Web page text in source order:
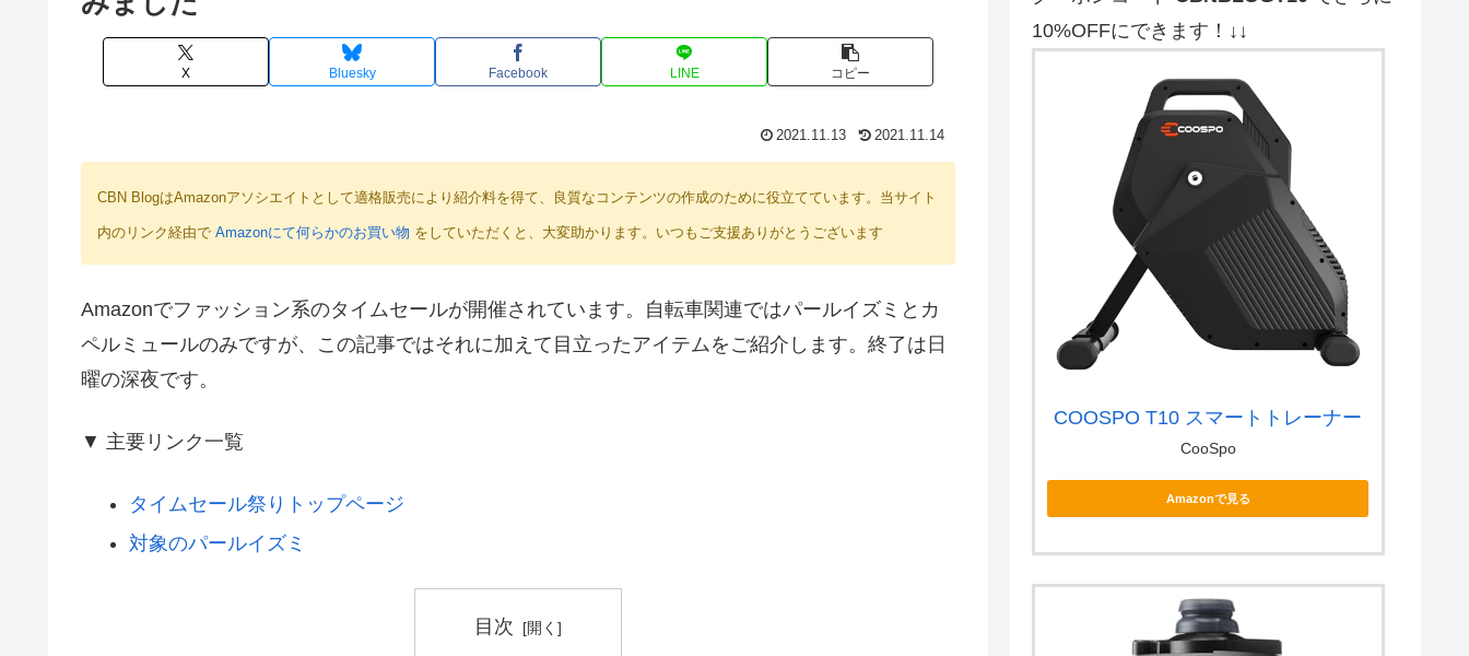
X Bluesky Facebook LINE コピー
2021.11.13 2021.11.14
CBN BlogはAmazonアソシエイトとして適格販売により紹介料を得て、良質なコンテンツの作成のために役立てています。当サイト
内のリンク経由で Amazonにて何らかのお買い物 をしていただくと、大変助かります。いつもご支援ありがとうございます
Amazonでファッション系のタイムセールが開催されています。自転車関連ではパールイズミとカ
ペルミュールのみですが、この記事ではそれに加えて目立ったアイテムをご紹介します。終了は日
曜の深夜です。
▼ 主要リンク一覧
タイムセール祭りトップページ
対象のパールイズミ
目次
10%OFFにできます！↓↓
COOSPO T10 スマートトレーナー
CooSpo
Amazonで見る